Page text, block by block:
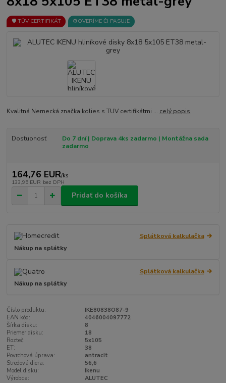
🛡️ TÜV CERTIFIKÁT ⚙️OVERÍME ČI PASUJE
Kvalitná Nemecká značka kolies s TUV certifikátmi ... celý popis
Dostupnosť
Do 7 dní | Doprava 4ks zadarmo | Montážna sada
zadarmo
164,76 EUR/ks
133,95 EUR bez DPH
Pridať do košíka
Splátková kalkulačka
Nákup na splátky
Splátková kalkulačka
Nákup na splátky
Číslo produktu:
IKE80838O87-9
EAN kód:
4046004097772
Šírka disku:
8
Priemer disku:
18
Rozteč:
5x105
ET:
38
Povrchová úprava:
antracit
Stredová diera:
56,6
Model disku:
Ikenu
Výrobca:
ALUTEC